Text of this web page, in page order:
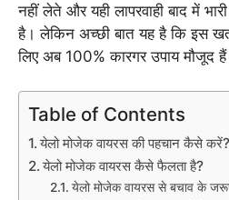
नहीं लेते और यही लापरवाही बाद में
है। लेकिन अच्छी बात यह है कि इस
लिए अब 100% कारगर उपाय मौजूद
Table of Contents
येलो मोजेक वायरस की पहचान कैसे करें?
येलो मोजेक वायरस कैसे फैलता है?
येलो मोजेक वायरस से बचाव के